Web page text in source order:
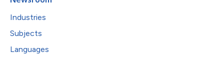
Industries
Subjects
Languages